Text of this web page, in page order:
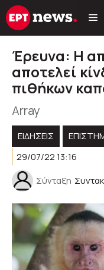
Μετάβαση
σε
Έρευνα: Η
αποτελεί
πιθήκων
Array
ΕΙΔΗΣΕΙΣ
29/07/22 13:16
Σύνταξη